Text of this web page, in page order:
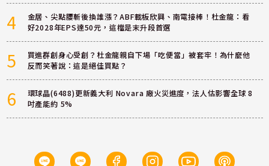
4
金居、尖點腰斬後換誰漲？ABF載板欣興、南電接棒！杜金龍：看
好2028年EPS達50元，這檔是末升段首選
5
買進群創身心受創？杜金龍親自下場「吃便當」被套牢！為什麼他
反而笑著說：這是絕佳買點？
6
環球晶(6488)更新義大利 Novara 廠火災進度，法人估影響全球 8
吋產能約 5%